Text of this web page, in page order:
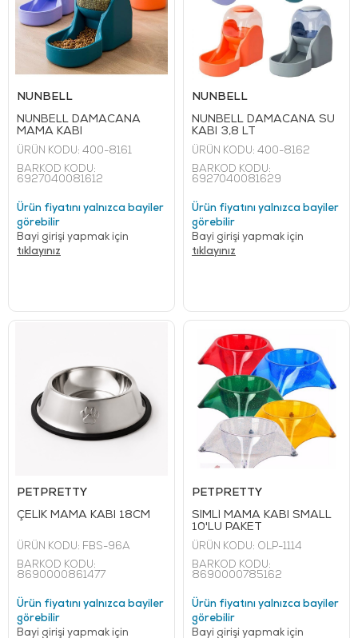
NUNBELL
NUNBELL DAMACANA
MAMA KABI
ÜRÜN KODU: 400-8161
BARKOD KODU:
6927040081612
Ürün fiyatını yalnızca bayiler
görebilir
Bayi girişi yapmak için
tıklayınız
NUNBELL
NUNBELL DAMACANA SU
KABI 3,8 LT
ÜRÜN KODU: 400-8162
BARKOD KODU:
6927040081629
Ürün fiyatını yalnızca bayiler
görebilir
Bayi girişi yapmak için
tıklayınız
PETPRETTY
ÇELİK MAMA KABI 18CM
ÜRÜN KODU: FBS-96A
BARKOD KODU:
8690000861477
Ürün fiyatını yalnızca bayiler
görebilir
Bayi girişi yapmak için
PETPRETTY
SİMLİ MAMA KABI SMALL
10'LU PAKET
ÜRÜN KODU: OLP-1114
BARKOD KODU:
8690000785162
Ürün fiyatını yalnızca bayiler
görebilir
Bayi girişi yapmak için